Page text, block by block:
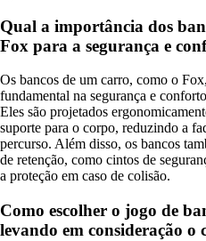
Qual a importância dos
Fox para a segurança e
Os bancos de um carro, como o
fundamental na segurança e
Eles são projetados
suporte para o corpo, reduzindo a
percurso. Além disso, os bancos
de retenção, como cintos de
a proteção em caso de colisão.
Como escolher o jogo de
levando em consideração